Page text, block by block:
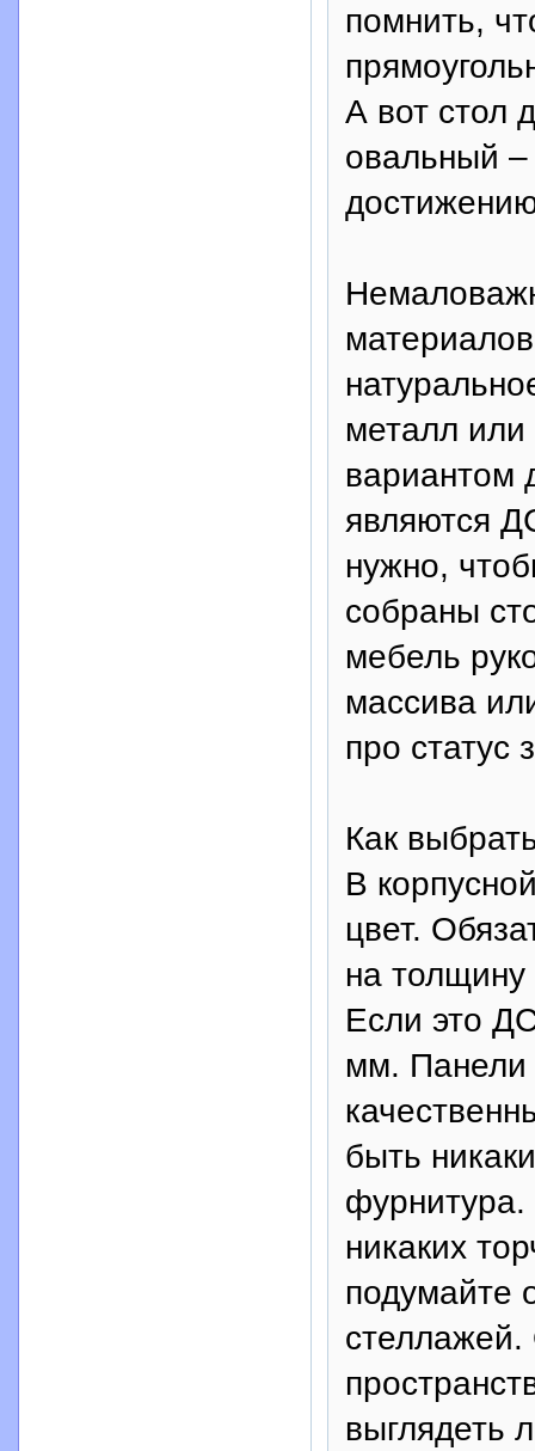
помнить,
А вот стол
овальный –
металл
вариантом
являются
нужно,
собраны
мебель
массива
про статус
Как
В
цвет.
на толщину
Если это
мм. Панели
быть
никаких
подумайте
выглядеть